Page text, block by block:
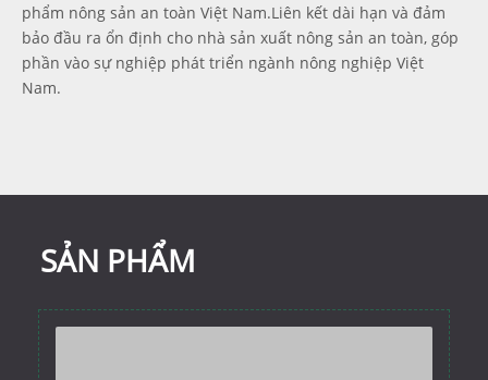
phẩm nông sản an toàn Việt Nam.Liên kết dài hạn và đảm
bảo đầu ra ổn định cho nhà sản xuất nông sản an toàn, góp
phần vào sự nghiệp phát triển ngành nông nghiệp Việt
Nam.
SẢN PHẨM